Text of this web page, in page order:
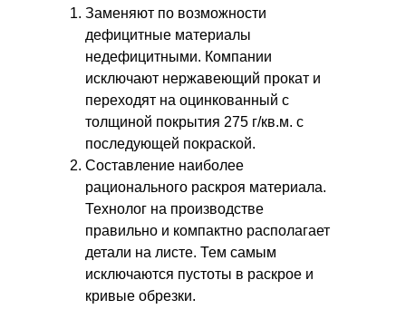
Заменяют по возможности
дефицитные материалы
недефицитными. Компании
исключают нержавеющий прокат и
переходят на оцинкованный с
толщиной покрытия 275 г/кв.м. с
последующей покраской.
Составление наиболее
рационального раскроя материала.
Технолог на производстве
правильно и компактно располагает
детали на листе. Тем самым
исключаются пустоты в раскрое и
кривые обрезки.